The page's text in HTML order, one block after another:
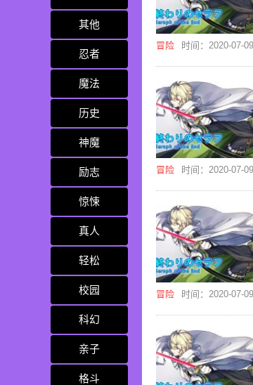
其他
忍者
魔法
历史
神魔
励志
惊悚
真人
轻松
校园
科幻
亲子
格斗
冒险 时间：2020-07-09
冒险 时间：2020-07-09
冒险 时间：2020-07-09